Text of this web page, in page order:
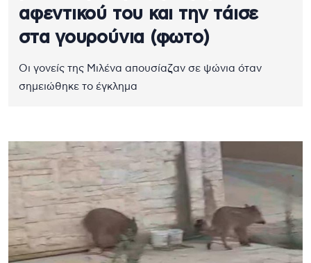
αφεντικού του και την τάισε
στα γουρούνια (φωτο)
Οι γονείς της Μιλένα απουσίαζαν σε ψώνια όταν
σημειώθηκε το έγκλημα